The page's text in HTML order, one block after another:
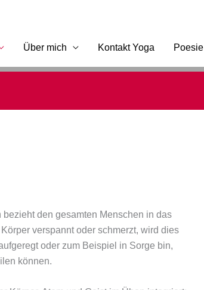
Über mich Kontakt Yoga Poesie
den gesamten Menschen in das
verspannt oder schmerzt, wird dies
oder zum Beispiel in Sorge bin,
können.